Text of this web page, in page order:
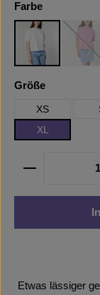
Farbeauswählen
White
Größeauswählen
XS
XL
Produkt
Etwas lässiger